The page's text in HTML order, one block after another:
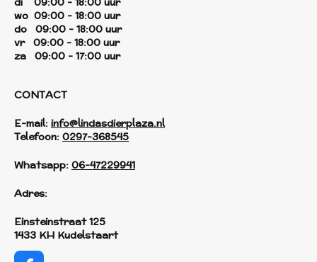
wo 09:00 - 18:00 uur
do 09:00 - 18:00 uur
vr 09:00 - 18:00 uur
za 09:00 - 17:00 uur
CONTACT
E-mail: info@lindasdierplaza.nl
Telefoon: 0297-368545
Whatsapp: 06-47229941
Adres:
Einsteinstraat 125
1433 KH Kudelstaart